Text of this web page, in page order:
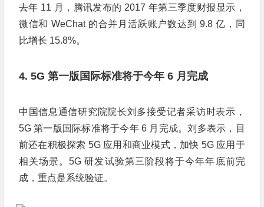
去年 11 月，腾讯发布的 2017 年第三季度财报显示，
微信和 WeChat 的合并月活跃账户数达到 9.8 亿，同
比增长 15.8%。
4. 5G 第一版国际标准将于今年 6 月完成
中国信息通信研究院院长刘多接受记者采访时表示，
5G 第一版国际标准将于今年 6 月完成。刘多表示，目
前还在积极探索 5G 应用和商业模式，加快 5G 应用于
相关场景。5G 研发试验第三阶段将于今年年底前完
成，重点是系统验证。